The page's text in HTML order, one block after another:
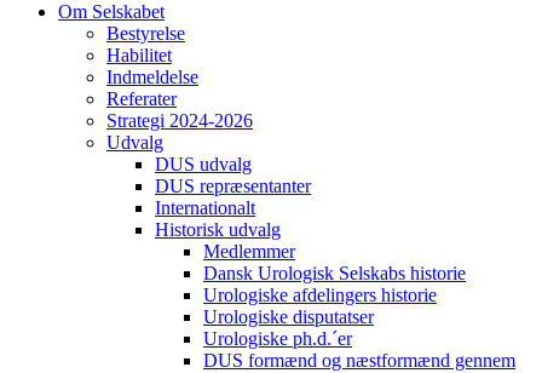
Om Selskabet
Bestyrelse
Habilitet
Indmeldelse
Referater
Strategi 2024-2026
Udvalg
DUS udvalg
DUS repræsentanter
Internationalt
Historisk udvalg
Medlemmer
Dansk Urologisk Selskabs historie
Urologiske afdelingers historie
Urologiske disputatser
Urologiske ph.d.´er
DUS formænd og næstformænd gennem